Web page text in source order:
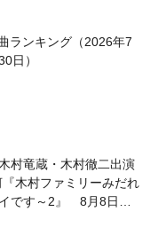
ランキング（2026年7
日）
村竜蔵・木村徹二出演
木村ファミリーみだれ
です～2』 8月8日